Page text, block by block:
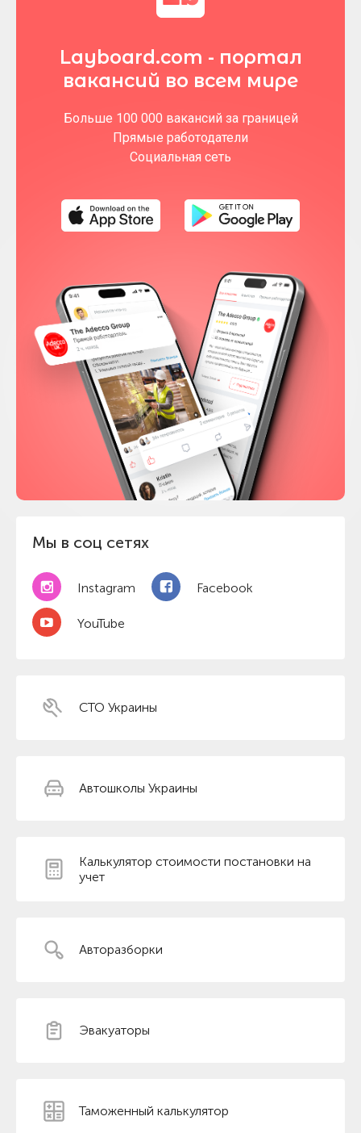
Мы в соц сетях
Instagram Facebook
YouTube
Layboard.com - портал
вакансий во всем мире
Больше 100 000 вакансий за границей
Прямые работодатели
Социальная сеть
СТО Украины
Автошколы Украины
Калькулятор стоимости постановки на
учет
Авторазборки
Эвакуаторы
Таможенный калькулятор